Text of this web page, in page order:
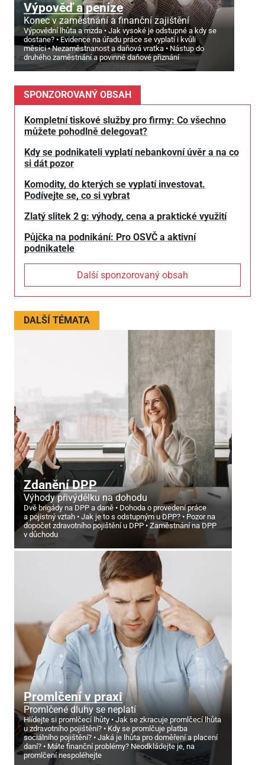
Výpověď a peníze
Konec v zaměstnání a finanční zajištění
Výpovědní lhůta a mzda
Jak vysoké je odstupné a kdy se
dostane?
Evidence na úřadu práce se vyplatí i kvůli
měsíci
Nezaměstnanost a daňová vratka
Nástup do
druhého zaměstnání a povinné daňové přiznání
SPONZOROVANÝ OBSAH
Kompletní tiskové služby pro firmy: Co všechno
můžete pohodlně delegovat?
Kdy se podnikateli vyplatí nebankovní úvěr a na co
si dát pozor
Komodity, do kterých se vyplatí investovat.
Podívejte se, co si vybrat
Zlatý slitek 2 g: výhody, cena a praktické využití
Půjčka na podnikání: Pro OSVČ a aktivní
podnikatele
Další sponzorovaný obsah
DALŠÍ TÉMATA
Zdanění DPP
Výhody přivýdělku na dohodu
Dvě brigády na DPP a daně
Dohoda o provedení práce
a pojistný vztah
Jak je to s odstupným u DPP?
Pozor na
dopočet zdravotního pojištění u DPP
Zaměstnání na DPP
v důchodu
Promlčení v praxi
Promlčené dluhy se neplatí
Hlídejte si promlčecí lhůty
Jak se zkracuje promlčecí lhůta
u zdravotního pojištění?
Kdy se promlčuje platba
sociálního pojištění?
Jaká je lhůta pro doměření a placení
daní?
Máte finanční problémy? Neodkládejte je, na
promlčení nespoléhejte